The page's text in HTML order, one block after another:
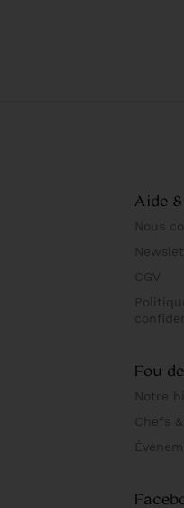
Aide
Nous
CGV
Fou
Notre
Chefs